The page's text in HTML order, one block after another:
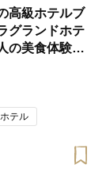
高級ホテルブ
グランドホテ
の美食体験は
テル